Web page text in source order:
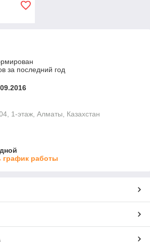
за последний год
1-этаж, Алматы, Казахстан
график работы